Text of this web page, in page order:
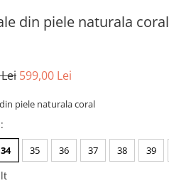
din piele naturala coral
599,00 Lei
piele naturala coral
:
34 35 36 37 38 39